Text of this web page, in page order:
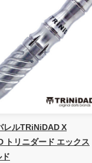
レルTRiNiDAD X
トリニダード エックス